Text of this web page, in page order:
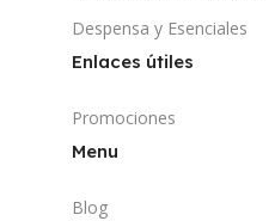
Despensa y Esenciales
Enlaces útiles
Promociones
Menu
Blog